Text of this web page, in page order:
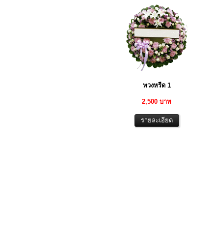
พวงหรีด 1
2,500 บาท